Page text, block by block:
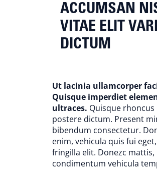
ACCUMSAN
VITAE ELIT
DICTUM
Ut lacinia ullamcorper
Quisque imperdiet
ultraces. Quisque rhoncus
postere dictum. Present
bibendum consectetur.
enim, vehicula quis fui
fringilla elit. Donezc mattis,
condimentum vehicula